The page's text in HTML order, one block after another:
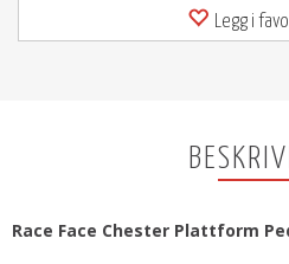
Legg i
Race Face Chester Plattform